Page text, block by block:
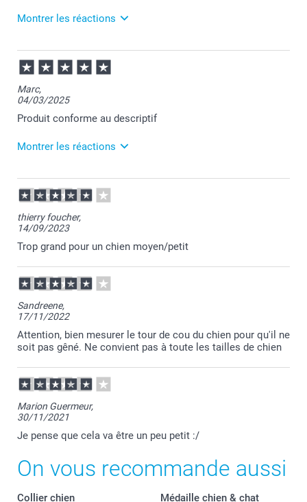
Montrer les réactions
29/04/2026
11:10
Merci pour votre retour Sabrina et pour votre
N'hésitez jamais à contacter notre service client si
vous avez besoin d'un renseignement ou besoin
d'aide avec une commande.
Nous restons à votre écoute et je vous souhaite une
agréable journée.
Florence@smartphoto
Marc,
04/03/2025
Produit conforme au descriptif
Montrer les réactions
06/03/2025
10:57
Bonjour Marc,
Je vous remercie pour votre commande et je suis
ravie que votre bandana vous plaise!
Passez une belle journée.
Cordialement,
Florence@smartphoto
thierry foucher,
14/09/2023
Trop grand pour un chien moyen/petit
Sandreene,
17/11/2022
Attention, bien mesurer le tour de cou du chien pour qu'il ne
soit pas gêné. Ne convient pas à toute les tailles de chien
Marion Guermeur,
30/11/2021
Je pense que cela va être un peu petit :/
On vous recommande aussi
Collier chien Médaille chien & chat